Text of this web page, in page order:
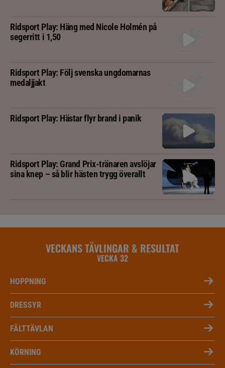
Ridsport Play: Häng med Nicole Holmén på
segerritt i 1,50
Ridsport Play: Följ svenska ungdomarnas
medaljjakt
Ridsport Play: Hästar flyr brand i panik
Ridsport Play: Grand Prix-tränaren avslöjar
sina knep – så blir hästen trygg överallt
VECKANS TÄVLINGAR & RESULTAT
VECKA 32
HOPPNING
DRESSYR
FÄLTTÄVLAN
KÖRNING